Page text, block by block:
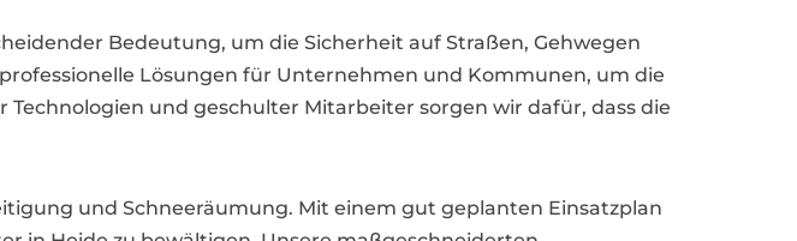
Bedeutung, um die Sicherheit auf Straßen, Gehwegen
Lösungen für Unternehmen und Kommunen, um die
und geschulter Mitarbeiter sorgen wir dafür, dass die
und Schneeräumung. Mit einem gut geplanten Einsatzplan